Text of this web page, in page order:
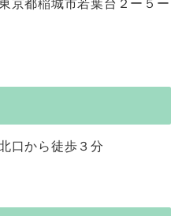
京都稲城市若葉台２ー５ー
口から徒歩３分